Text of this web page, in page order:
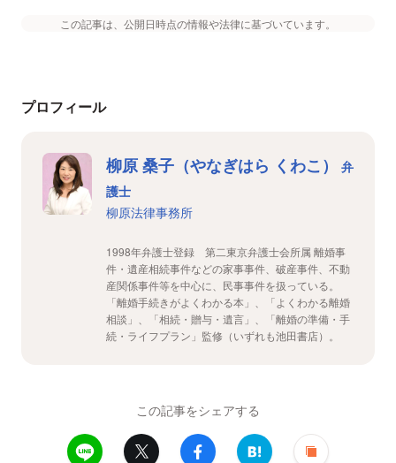
この記事は、公開日時点の情報や法律に基づいています。
プロフィール
柳原 桑子（やなぎはら くわこ）
弁
護士
柳原法律事務所
1998年弁護士登録 第二東京弁護士会所属 離婚事
件・遺産相続事件などの家事事件、破産事件、不動
産関係事件等を中心に、民事事件を扱っている。
「離婚手続きがよくわかる本」、「よくわかる離婚
相談」、「相続・贈与・遺言」、「離婚の準備・手
続・ライフプラン」監修（いずれも池田書店）。
この記事をシェアする